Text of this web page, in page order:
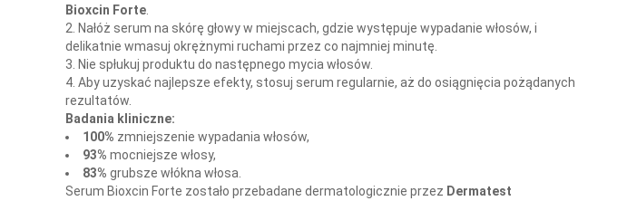
Bioxcin Forte
Nałóż serum na skórę głowy w miejscach, gdzie występuje wypadanie włosów, i
delikatnie wmasuj okrężnymi ruchami przez co najmniej minutę.
Nie spłukuj produktu do następnego mycia włosów.
Aby uzyskać najlepsze efekty, stosuj serum regularnie, aż do osiągnięcia pożądanych
rezultatów.
Badania kliniczne:
100% zmniejszenie wypadania włosów,
93% mocniejsze włosy,
83% grubsze włókna włosa.
Serum Bioxcin Forte zostało przebadane dermatologicznie przez Dermatest